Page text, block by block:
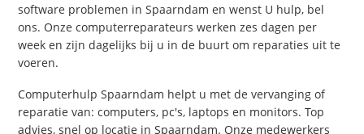
software problemen in Spaarndam en wenst U hulp, bel
ons. Onze computerreparateurs werken zes dagen per
week en zijn dagelijks bij u in de buurt om reparaties uit te
voeren.
Computerhulp Spaarndam helpt u met de vervanging of
reparatie van: computers, pc's, laptops en monitors. Top
advies, snel op locatie in Spaarndam. Onze medewerkers